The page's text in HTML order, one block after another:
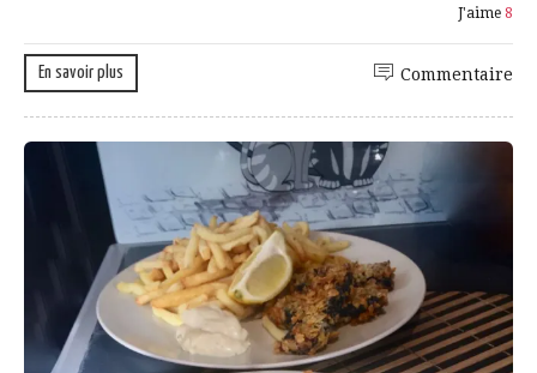
J'aime 8
En savoir plus Commentaire